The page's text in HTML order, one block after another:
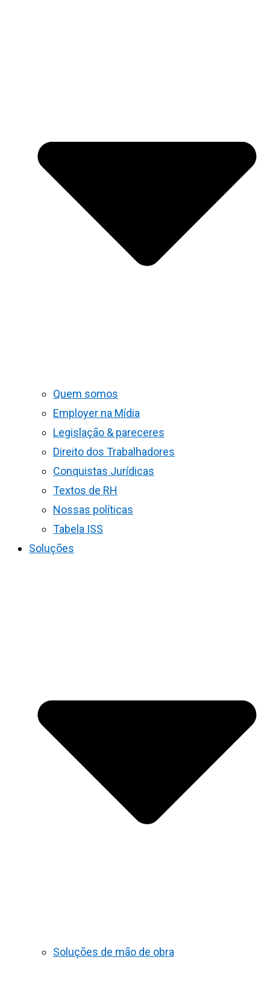
Quem somos
Employer na Mídia
Legislação & pareceres
Direito dos Trabalhadores
Conquistas Jurídicas
Textos de RH
Nossas políticas
Tabela ISS
Soluções
Soluções de mão de obra